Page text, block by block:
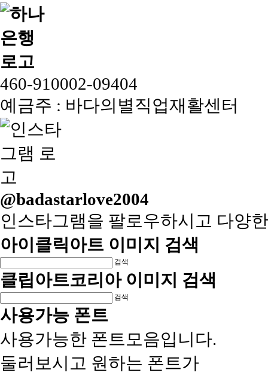
460-910002-09404
예금주 : 바다의별직업재활센터
@badastarlove2004
인스타그램을 팔로우하시고 다양
아이클릭아트 이미지 검색
검색
클립아트코리아 이미지 검색
검색
사용가능 폰트
사용가능한 폰트모음입니다.
둘러보시고 원하는 폰트가